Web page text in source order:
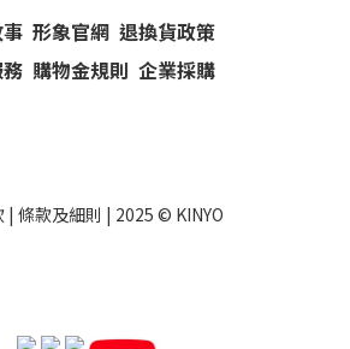
形象官網 退換貨政策
購物金規則 企業採購
| 條款及細則 | 2025 © KINYO